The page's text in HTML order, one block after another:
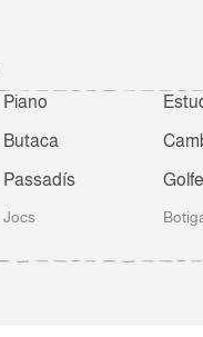
Piano
Butaca
Passadís
Jocs